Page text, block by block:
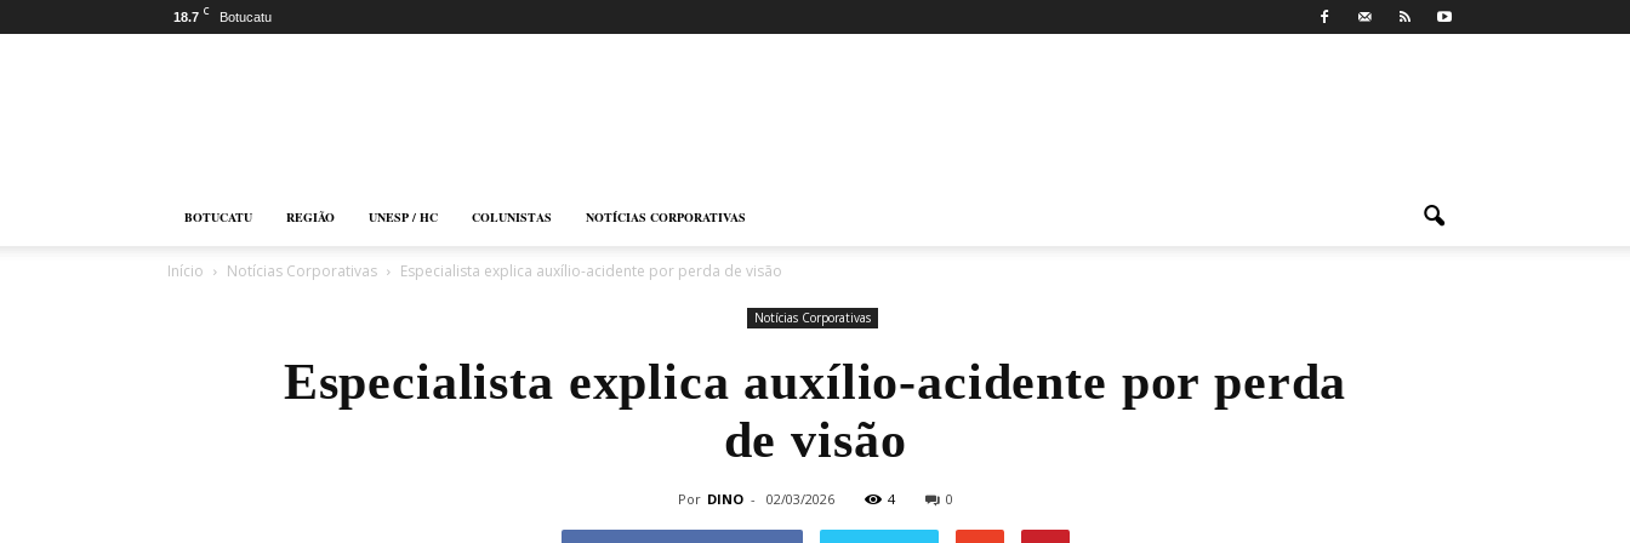
18.7 C Botucatu
BOTUCATU REGIÃO UNESP / HC COLUNISTAS NOTÍCIAS CORPORATIVAS
Início Notícias Corporativas Especialista explica auxílio-acidente por perda de visão
Notícias Corporativas
Especialista explica auxílio-acidente por perda
de visão
Por DINO - 02/03/2026 4 0